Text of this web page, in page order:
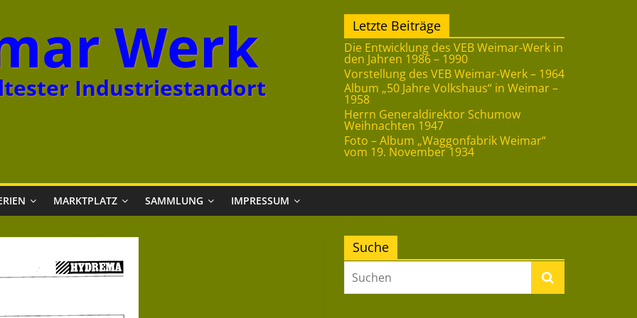
Werk
Industriestandort
Letzte Beiträge
Die Entwicklung des VEB Weimar-Werk in
den Jahren 1986 – 1990
Vorstellung des VEB Weimar-Werk – 1964
Album „50 Jahre Volkshaus“ in Weimar –
1958
Herrn Generaldirektor Schumow
Weihnachten 1947
Foto – Album „Waggonfabrik Weimar“
vom 19. November 1934
MARKTPLATZ SAMMLUNG IMPRESSUM
Suche